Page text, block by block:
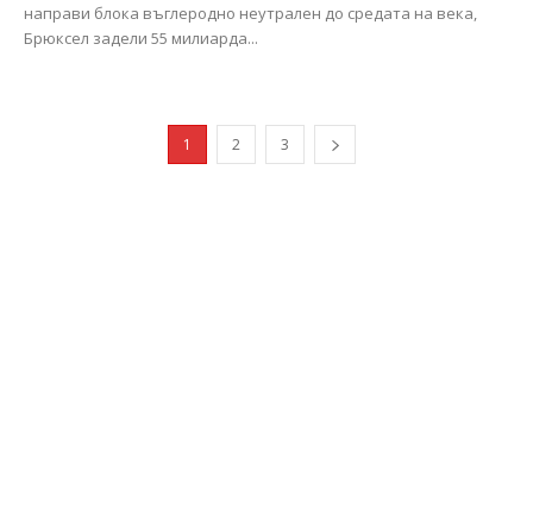
направи блока въглеродно неутрален до средата на века,
Брюксел задели 55 милиарда...
1 2 3